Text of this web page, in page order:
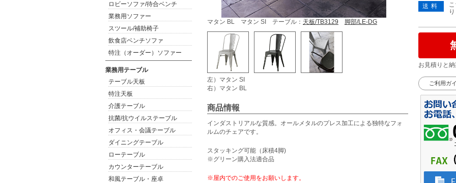
マタン BL マタン SI テーブル： 天板/TB3129 脚部/LE-DG
左）マタン SI
右）マタン BL
商品情報
インダストリアルな質感。オールメタルのプレス加工による独特なフォ
ルムのチェアです。
スタッキング可能（床積4脚)
※グリーン購入法適合品
※屋内でのご使用をお願いします。
送料
お見積りと
ご利用ガ
ロビーソファ/待合ベンチ
業務用ソファー
スツール/補助椅子
飲食店ベンチソファ
特注（オーダー）ソファー
業務用テーブル
テーブル天板
特注天板
介護テーブル
抗菌/抗ウイルステーブル
オフィス・会議テーブル
ダイニングテーブル
ローテーブル
カウンターテーブル
和風テーブル・座卓